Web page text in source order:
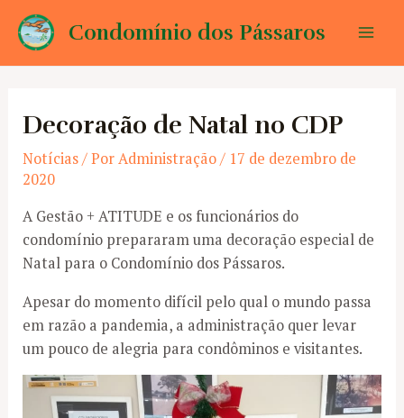
para
Condomínio dos Pássaros
Decoração de Natal no CDP
Notícias/ PorAdministração/ 17 de dezembro de
2020
A Gestão + ATITUDE e os funcionários do
condomínio prepararam uma decoração especial de
Natal para o Condomínio dos Pássaros.
Apesar do momento difícil pelo qual o mundo passa
em razão a pandemia, a administração quer levar
um pouco de alegria para condôminos e visitantes.